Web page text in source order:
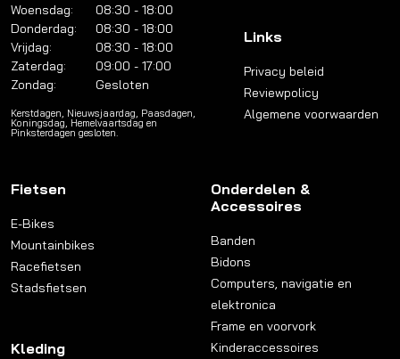
Woensdag:
08:30 - 18:00
Donderdag:
08:30 - 18:00
Vrijdag:
08:30 - 18:00
Zaterdag:
09:00 - 17:00
Zondag:
Gesloten
Kerstdagen, Nieuwsjaardag, Paasdagen,
Koningsdag, Hemelvaartsdag en
Pinksterdagen gesloten.
Links
Privacy beleid
Reviewpolicy
Algemene voorwaarden
Fietsen
E-Bikes
Mountainbikes
Racefietsen
Stadsfietsen
Kleding
Onderdelen &
Accessoires
Banden
Bidons
Computers, navigatie en
elektronica
Frame en voorvork
Kinderaccessoires